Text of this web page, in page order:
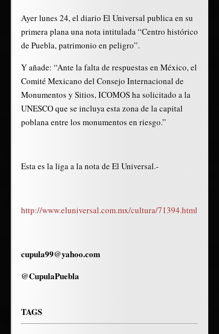
Ayer lunes 24, el diario El Universal publica en su
primera plana una nota intitulada “Centro histórico
de Puebla, patrimonio en peligro”.
Y añade: “Ante la falta de respuestas en México, el
Comité Mexicano del Consejo Internacional de
Monumentos y Sitios, ICOMOS ha solicitado a la
UNESCO que se incluya esta zona de la capital
poblana entre los monumentos en riesgo.”
Esta es la liga a la nota de El Universal.-
http://www.eluniversal.com.mx/cultura/71394.html
cupula99@yahoo.com
@CupulaPuebla
TAGS